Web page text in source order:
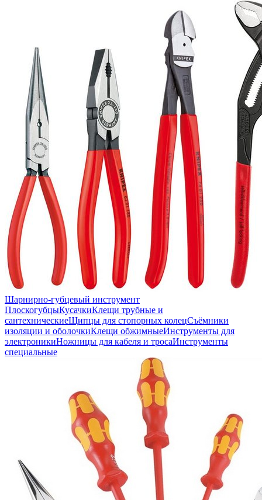
Шарнирно-губцевый инструмент
ПлоскогубцыКусачкиКлещи трубные и
сантехническиеЩипцы для стопорных колецСъёмники
изоляции и оболочкиКлещи обжимныеИнструменты для
электроникиНожницы для кабеля и тросаИнструменты
специальные